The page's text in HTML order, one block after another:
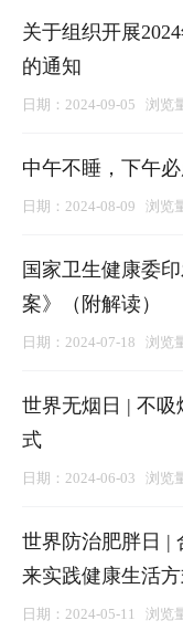
关于组织开展
的通知
日期：2024-09-05 浏览
中午不睡，下午
日期：2024-08-09 浏览
国家卫生健康委
案》（附解读）
日期：2024-07-18 浏览
世界无烟日 | 不
式
日期：2024-06-03 浏览
世界防治肥胖日 |
来实践健康生活方
日期：2024-05-11 浏览